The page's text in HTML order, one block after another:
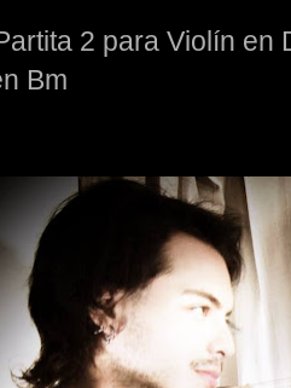
2 para Violín en
Bm